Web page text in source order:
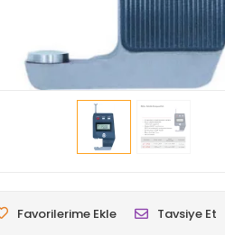
Favorilerime Ekle Tavsiye Et